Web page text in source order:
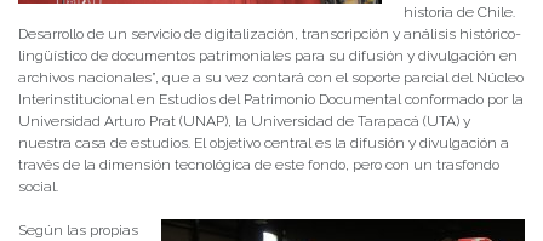
historia de Chile.
Desarrollo de un servicio de digitalización, transcripción y análisis histórico-
lingüístico de documentos patrimoniales para su difusión y divulgación en
archivos nacionales”, que a su vez contará con el soporte parcial del Núcleo
Interinstitucional en Estudios del Patrimonio Documental conformado por la
Universidad Arturo Prat (UNAP), la Universidad de Tarapacá (UTA) y
nuestra casa de estudios. El objetivo central es la difusión y divulgación a
través de la dimensión tecnológica de este fondo, pero con un trasfondo
social.
Según las propias